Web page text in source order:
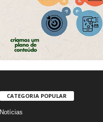
CATEGORIA POPULAR
Notícias